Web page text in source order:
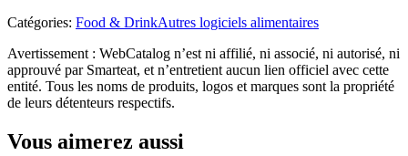
Catégories: Food & DrinkAutres logiciels alimentaires
Avertissement : WebCatalog n’est ni affilié, ni associé, ni autorisé, ni
approuvé par Smarteat, et n’entretient aucun lien officiel avec cette
entité. Tous les noms de produits, logos et marques sont la propriété
de leurs détenteurs respectifs.
Vous aimerez aussi